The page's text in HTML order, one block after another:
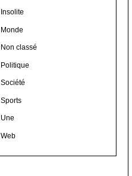
Insolite
Monde
Non classé
Politique
Société
Sports
Une
Web